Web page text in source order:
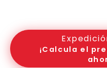
¡Calcula el